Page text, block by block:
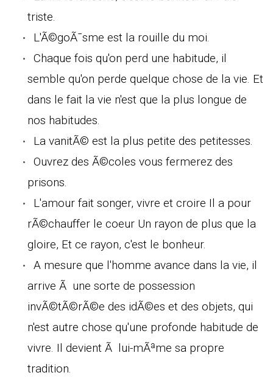
triste.
L'Ã©goÃ¯sme est la rouille du moi.
Chaque fois qu'on perd une habitude, il
semble qu'on perde quelque chose de la vie. Et
dans le fait la vie n'est que la plus longue de
nos habitudes.
La vanitÃ© est la plus petite des petitesses.
Ouvrez des Ã©coles vous fermerez des
prisons.
L'amour fait songer, vivre et croire Il a pour
rÃ©chauffer le coeur Un rayon de plus que la
gloire, Et ce rayon, c'est le bonheur.
A mesure que l'homme avance dans la vie, il
arrive Ã une sorte de possession
invÃ©tÃ©rÃ©e des idÃ©es et des objets, qui
n'est autre chose qu'une profonde habitude de
vivre. Il devient Ã lui-mÃªme sa propre
tradition.